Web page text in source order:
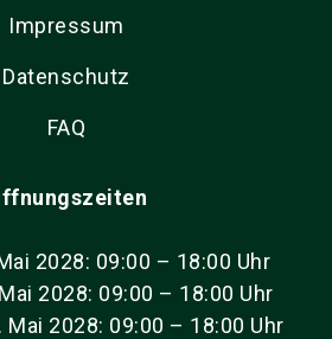
Impressum
Datenschutz
FAQ
2028: 09:00 – 18:00 Uhr
2028: 09:00 – 18:00 Uhr
Mai 2028: 09:00 – 18:00 Uhr